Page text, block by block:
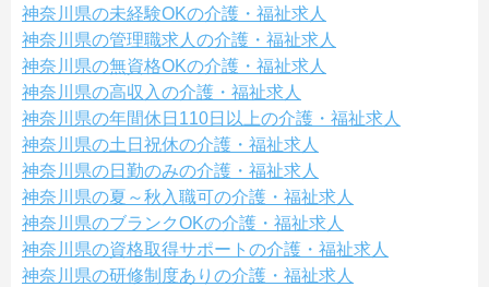
神奈川県の未経験OKの介護・福祉求人
神奈川県の管理職求人の介護・福祉求人
神奈川県の無資格OKの介護・福祉求人
神奈川県の高収入の介護・福祉求人
神奈川県の年間休日110日以上の介護・福祉求人
神奈川県の土日祝休の介護・福祉求人
神奈川県の日勤のみの介護・福祉求人
神奈川県の夏～秋入職可の介護・福祉求人
神奈川県のブランクOKの介護・福祉求人
神奈川県の資格取得サポートの介護・福祉求人
神奈川県の研修制度ありの介護・福祉求人